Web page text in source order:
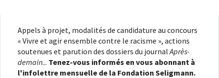
Appels à projet, modalités de candidature au concours
« Vivre et agir ensemble contre le racisme », actions
soutenues et parution des dossiers du journal Après-
demain... Tenez-vous informés en vous abonnant à
l'infolettre mensuelle de la Fondation Seligmann.